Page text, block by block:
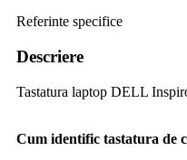
Referinte specifice
Descriere
Tastatura laptop DELL
Cum identific tastatura de